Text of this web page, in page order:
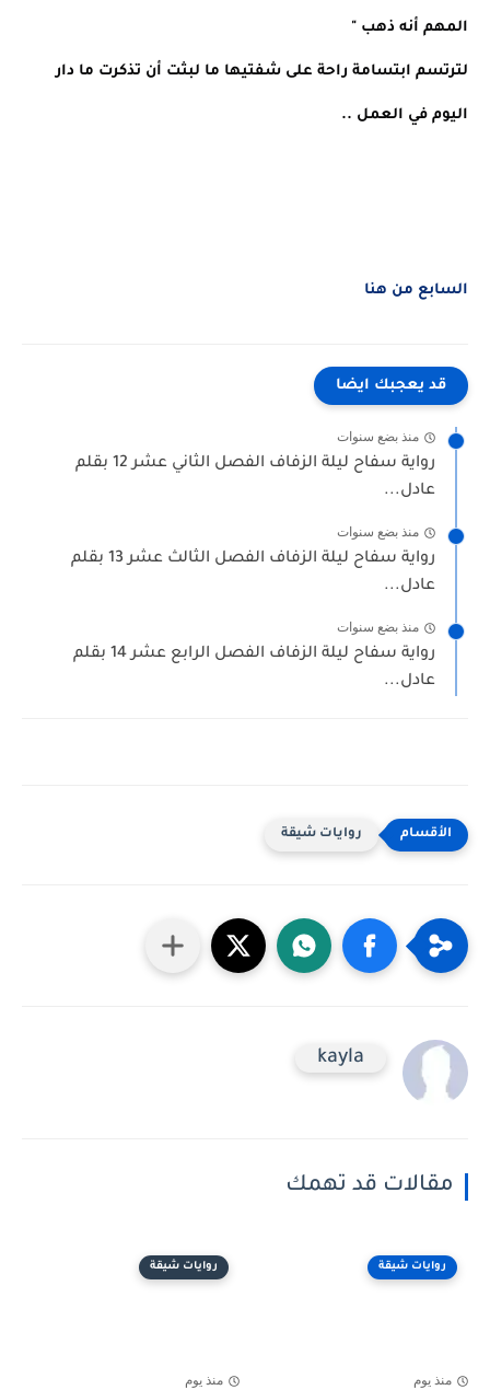
المهم أنه ذهب "
لترتسم ابتسامة راحة على شفتيها ما لبثت أن تذكرت ما دار
اليوم في العمل ..
السابع من هنا
قد يعجبك ايضا
منذ بضع سنوات
رواية سفاح ليلة الزفاف الفصل الثاني عشر 12 بقلم
عادل...
منذ بضع سنوات
رواية سفاح ليلة الزفاف الفصل الثالث عشر 13 بقلم
عادل...
منذ بضع سنوات
رواية سفاح ليلة الزفاف الفصل الرابع عشر 14 بقلم
عادل...
روايات شيقة
kayla
مقالات قد تهمك
روايات شيقة
منذ يوم
روايات شيقة
منذ يوم